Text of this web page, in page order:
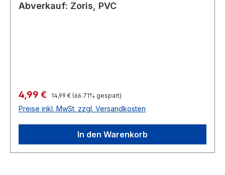
Abverkauf: Zoris, PVC
Verkaufspreis:
4,99 € Regulärer Preis:
14,99 € (66.71% gespart)
Preise inkl. MwSt. zzgl. Versandkosten
In den Warenkorb